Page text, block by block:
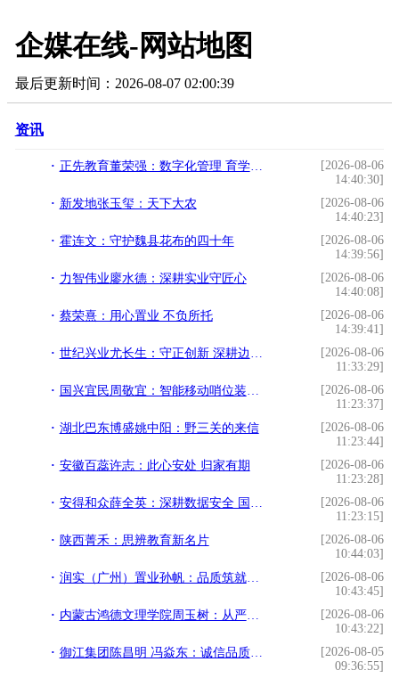
企媒在线-网站地图
最后更新时间：2026-08-07 02:00:39
资讯
正先教育董荣强：数字化管理 育学子成长
[2026-08-06
14:40:30]
新发地张玉玺：天下大农
[2026-08-06
14:40:23]
霍连文：守护魏县花布的四十年
[2026-08-06
14:39:56]
力智伟业廖水德：深耕实业守匠心
[2026-08-06
14:40:08]
蔡荣熹：用心置业 不负所托
[2026-08-06
14:39:41]
世纪兴业尤长生：守正创新 深耕边疆启新程
[2026-08-06
11:33:29]
国兴宜民周敬宜：智能移动哨位装备 为基层应急履职赋能防患未然
[2026-08-06
11:23:37]
湖北巴东博盛姚中阳：野三关的来信
[2026-08-06
11:23:44]
安徽百蕊许志：此心安处 归家有期
[2026-08-06
11:23:28]
安得和众薛全英：深耕数据安全 国产技术扬帆出海
[2026-08-06
11:23:15]
陕西菁禾：思辨教育新名片
[2026-08-06
10:44:03]
润实（广州）置业孙帆：品质筑就人居标杆
[2026-08-06
10:43:45]
内蒙古鸿德文理学院周玉树：从严治校 特色办学
[2026-08-06
10:43:22]
御江集团陈昌明 冯焱东：诚信品质启新程
[2026-08-05
09:36:55]